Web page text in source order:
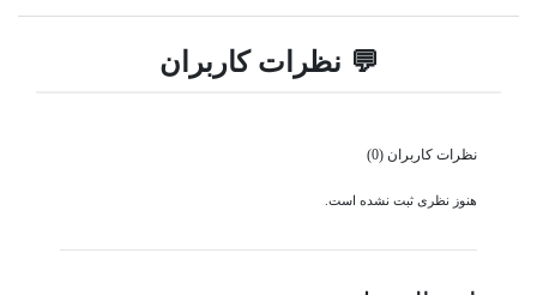
💬 نظرات کاربران
نظرات کاربران (0)
هنوز نظری ثبت نشده است.